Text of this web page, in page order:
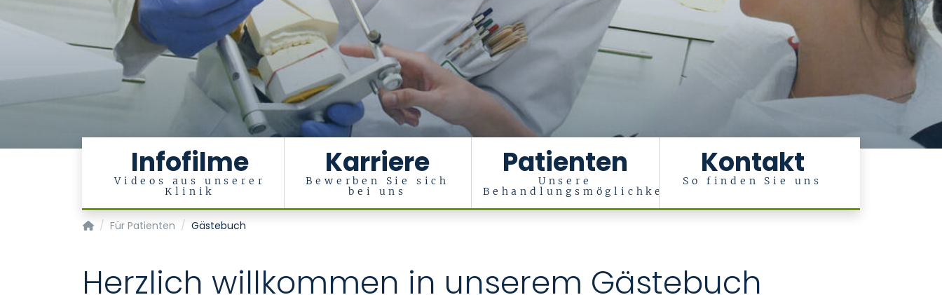
Infofilme
Videos aus unserer
Klinik
Karriere
Bewerben Sie sich
bei uns
Patienten
Unsere
Behandlungsmöglichkeiten
Kontakt
So finden Sie uns
Klinik und Poliklinik für Mund-, Kiefer- und Gesichtschirurgie
Für Patienten Gästebuch
Herzlich willkommen in unserem Gästebuch